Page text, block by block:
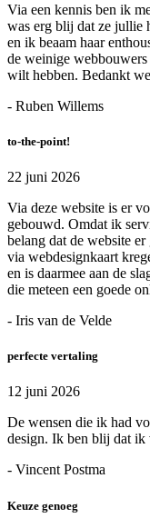
Via een kennis ben ik
was erg blij dat ze jullie
en ik beaam haar
de weinige
wilt hebben. Bedankt
- Ruben Willems
to-the-point!
22 juni 2026
Via deze website is er
gebouwd. Omdat ik
belang dat de website
via webdesignkaart
en is daarmee aan de
die meteen een goede
- Iris van de Velde
perfecte vertaling
12 juni 2026
De wensen die ik had
design. Ik ben blij dat ik
- Vincent Postma
Keuze genoeg